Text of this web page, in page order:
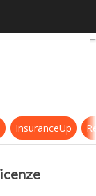
alle prime
InsuranceUp